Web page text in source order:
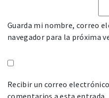
Guarda mi nombre, correo
navegador para la próxima
Recibir un correo
comentarios a esta entrada.